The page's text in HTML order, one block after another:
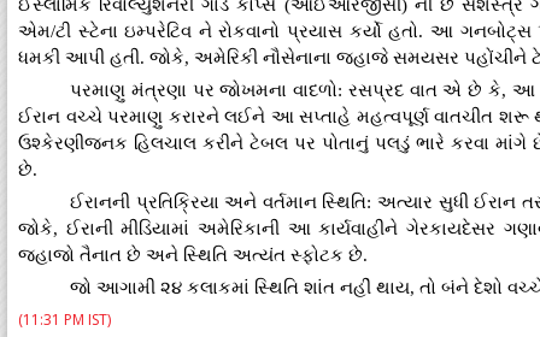
ઈસ્લામિક રિવોલ્યુશનરી ગાર્ડ કોર્પ્સ (આઈઆરજીસી) ની છ
એમ/ટી સ્ટેના ઇમ્પરેટિવ ને રોકવાનો પ્રયાસ કર્યો હતો. આ
ધમકી આપી હતી. જોકે, અમેરિકી નૌસેનાના જહાજે સમયસર પહોંચીને
પરમાણુ મંત્રણા પર જોખમના વાદળો: રસપ્રદ વાત એ છે કે,
ઈરાન વચ્ચે પરમાણુ કરારને લઈને આ સપ્તાહે મહત્વપૂર્ણ વાતચીત શરૂ
ઉશ્કેરણીજનક હિલચાલ કરીને ટેબલ પર પોતાનું પલડું ભારે કરવા માંગે
છે.
ઈરાનની પ્રતિક્રિયા અને વર્તમાન સ્થિતિ: અત્યાર સુધી
જોકે, ઈરાની મીડિયામાં અમેરિકાની આ કાર્યવાહીને ગેરકાયદેસર
જહાજો તૈનાત છે અને સ્થિતિ અત્યંત સ્ફોટક છે.
જો આગામી ૨૪ કલાકમાં સ્થિતિ શાંત નહીં થાય, તો બંને દેશો
(11:31 PM IST)